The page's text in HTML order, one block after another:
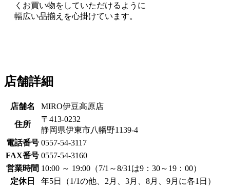
くお買い物をしていただけるように
幅広い品揃えを心掛けています。
店舗詳細
店舗名 MIRO伊豆高原店
住所
〒413-0232
静岡県伊東市八幡野1139-4
電話番号 0557-54-3117
FAX番号 0557-54-3160
営業時間 10:00 ～ 19:00（7/1～8/31は9：30～19：00）
定休日
年5日（1/1の他、2月、3月、8月、9月に各1日）